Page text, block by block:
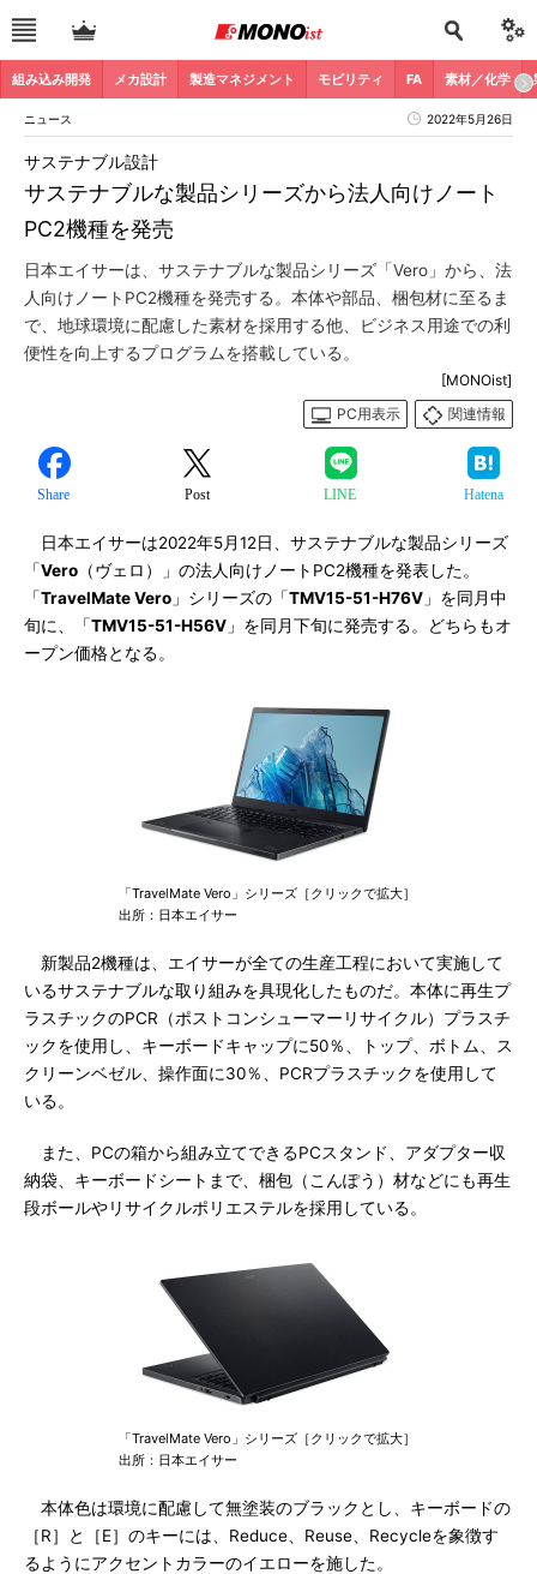
組み込み開発 メカ設計 製造マネジメント モビリティ FA 素材／化学
ニュース 2022年5月26日
サステナブルな製品シリーズから法人向けノート
PC2機種を発売
サステナブル設計
日本エイサーは、サステナブルな製品シリーズ「Vero」から、法
人向けノートPC2機種を発売する。本体や部品、梱包材に至るま
で、地球環境に配慮した素材を採用する他、ビジネス用途での利
便性を向上するプログラムを搭載している。
[MONOist]
PC用表示
関連情報
Share Post LINE Hatena
日本エイサーは2022年5月12日、サステナブルな製品シリーズ
「Vero （ヴェロ）」の法人向けノートPC2機種を発表した。
「TravelMate Vero 」シリーズの「TMV15-51-H76V 」を同月中
旬に、「TMV15-51-H56V 」を同月下旬に発売する。どちらもオ
ープン価格となる。
「TravelMate Vero」シリーズ［クリックで拡大］
出所：日本エイサー
新製品2機種は、エイサーが全ての生産工程において実施して
いるサステナブルな取り組みを具現化したものだ。本体に再生プ
ラスチックのPCR（ポストコンシューマーリサイクル）プラスチ
ックを使用し、キーボードキャップに50％、トップ、ボトム、ス
クリーンベゼル、操作面に30％、PCRプラスチックを使用して
いる。
また、PCの箱から組み立てできるPCスタンド、アダプター収
納袋、キーボードシートまで、梱包（こんぽう）材などにも再生
段ボールやリサイクルポリエステルを採用している。
「TravelMate Vero」シリーズ［クリックで拡大］
出所：日本エイサー
本体色は環境に配慮して無塗装のブラックとし、キーボードの
［R］と［E］のキーには、Reduce、Reuse、Recycleを象徴す
るようにアクセントカラーのイエローを施した。